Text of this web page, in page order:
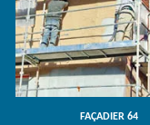
FAÇADIER 64